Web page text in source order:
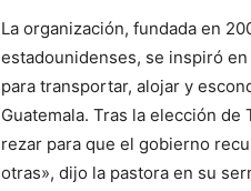
La organización, fundada en
estadounidenses, se inspiró
para transportar, alojar y
Guatemala. Tras la elección de
rezar para que el gobierno
otras», dijo la pastora en su